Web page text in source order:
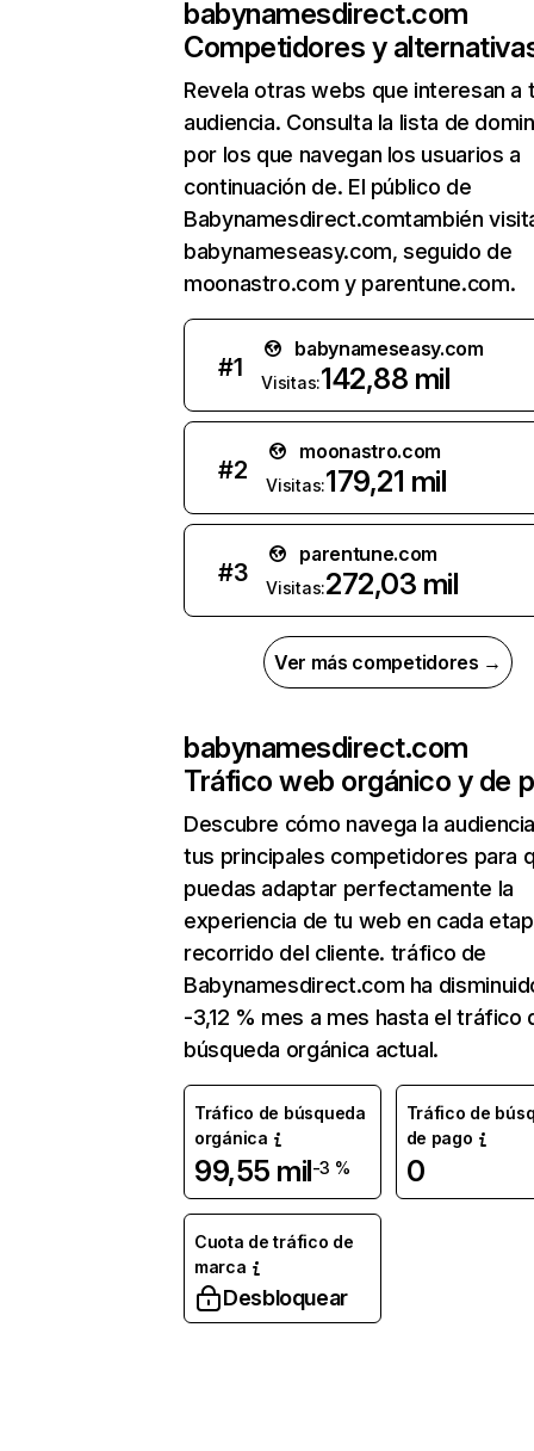
babynamesdirect.com
Competidores y
Revela otras webs que interesan a
audiencia. Consulta la lista de
por los que navegan los usuarios a
continuación de. El público de
Babynamesdirect.comtambién
babynameseasy.com, seguido de
moonastro.com y parentune.com.
#1
babynameseasy.com
Visitas:142,88 mil
#2
moonastro.com
Visitas:179,21 mil
#3
parentune.com
Visitas:272,03 mil
Ver más competidores →
babynamesdirect.com
Tráfico web orgánico y de
Descubre cómo navega la
tus principales competidores para
puedas adaptar perfectamente la
experiencia de tu web en cada
recorrido del cliente. tráfico de
Babynamesdirect.com ha
-3,12 % mes a mes hasta el tráfico
búsqueda orgánica actual.
Tráfico de búsqueda
orgánica
99,55 mil-3 %
Tráfico de
de pago
0
Cuota de tráfico de
marca
Desbloquear